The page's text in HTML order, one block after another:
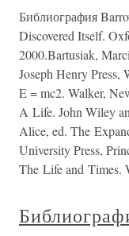
Библиография
Discovered Itself.
2000.Bartusiak,
Joseph Henry
E = mc2. Walker,
A Life. John Wiley
Alice, ed. The
University Press,
The Life and Times.